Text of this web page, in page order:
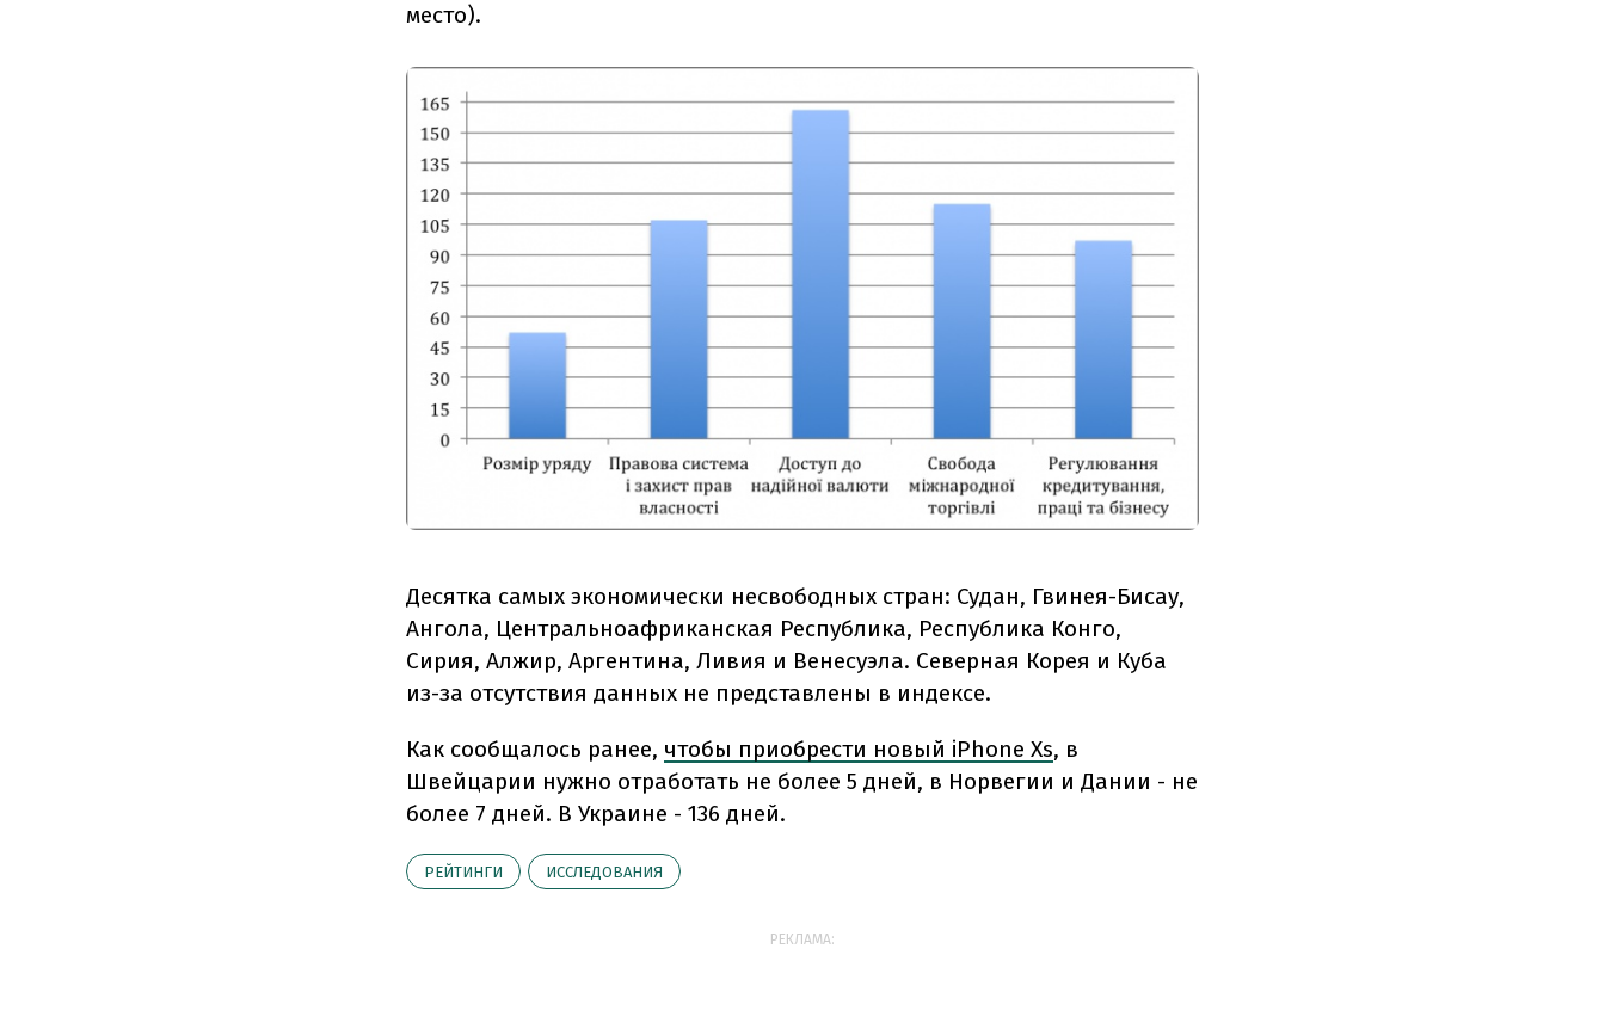
место).
Десятка самых экономически несвободных стран: Судан, Гвинея-Бисау,
Ангола, Центральноафриканская Республика, Республика Конго,
Сирия, Алжир, Аргентина, Ливия и Венесуэла. Северная Корея и Куба
из-за отсутствия данных не представлены в индексе.
Как сообщалось ранее, чтобы приобрести новый iPhone Xs, в
Швейцарии нужно отработать не более 5 дней, в Норвегии и Дании - не
более 7 дней. В Украине - 136 дней.
РЕЙТИНГИ ИССЛЕДОВАНИЯ
РЕКЛАМА: